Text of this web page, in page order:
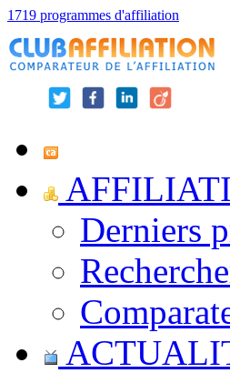
1719 programmes d'affiliation
Derniers